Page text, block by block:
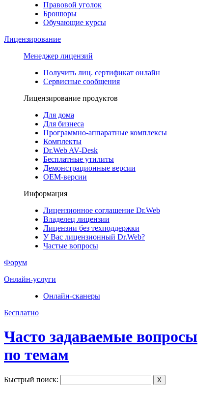
Правовой уголок
Брошюры
Обучающие курсы
Лицензирование
Менеджер лицензий
Получить лиц. сертификат онлайн
Сервисные сообщения
Лицензирование продуктов
Для дома
Для бизнеса
Программно-аппаратные комплексы
Комплекты
Dr.Web AV-Desk
Бесплатные утилиты
Демонстрационные версии
ОЕМ-версии
Информация
Лицензионное соглашение Dr.Web
Владелец лицензии
Лицензии без техподдержки
У Вас лицензионный Dr.Web?
Частые вопросы
Форум
Онлайн-услуги
Онлайн-сканеры
Бесплатно
Часто задаваемые вопросы
по темам
Быстрый поиск: X